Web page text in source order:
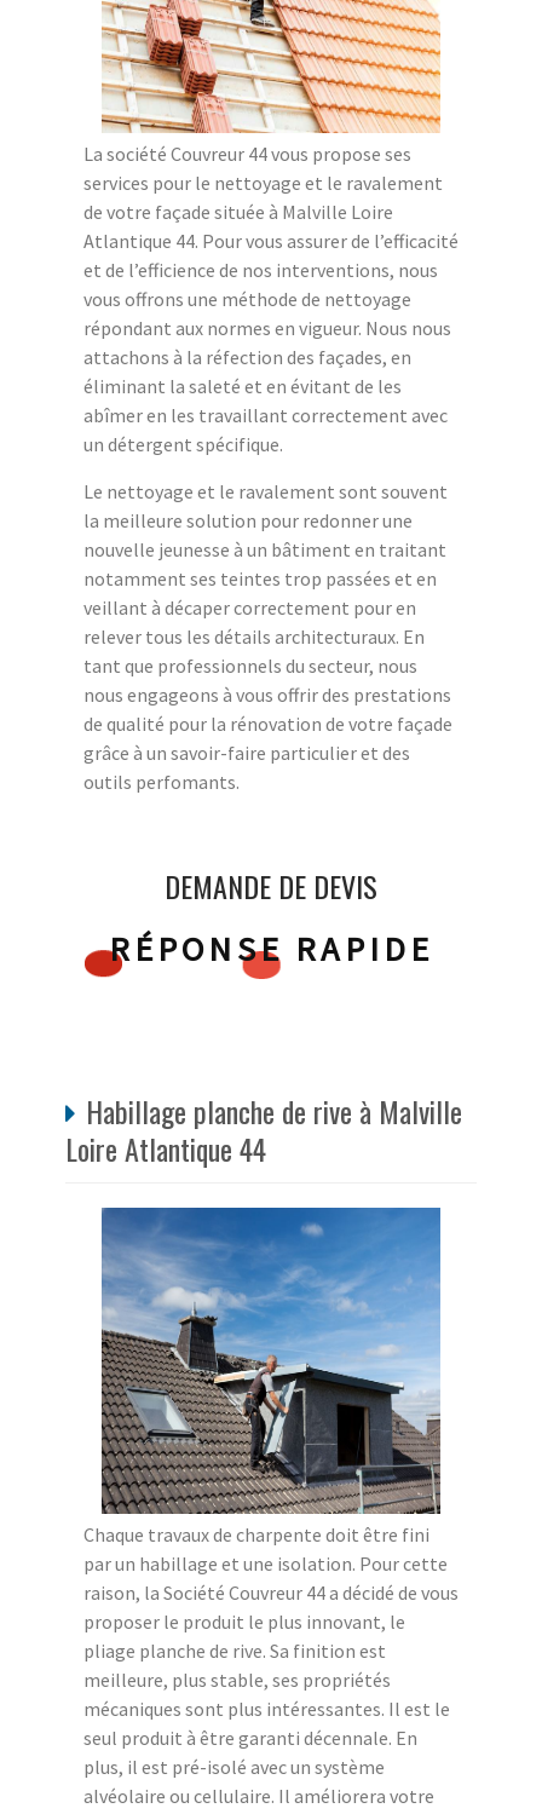
La société Couvreur 44 vous propose ses
services pour le nettoyage et le ravalement
de votre façade située à Malville Loire
Atlantique 44. Pour vous assurer de l’efficacité
et de l’efficience de nos interventions, nous
vous offrons une méthode de nettoyage
répondant aux normes en vigueur. Nous nous
attachons à la réfection des façades, en
éliminant la saleté et en évitant de les
abîmer en les travaillant correctement avec
un détergent spécifique.
Le nettoyage et le ravalement sont souvent
la meilleure solution pour redonner une
nouvelle jeunesse à un bâtiment en traitant
notamment ses teintes trop passées et en
veillant à décaper correctement pour en
relever tous les détails architecturaux. En
tant que professionnels du secteur, nous
nous engageons à vous offrir des prestations
de qualité pour la rénovation de votre façade
grâce à un savoir-faire particulier et des
outils perfomants.
DEMANDE DE DEVIS
RÉPONSE RAPIDE
Habillage planche de rive à Malville
Loire Atlantique 44
Chaque travaux de charpente doit être fini
par un habillage et une isolation. Pour cette
raison, la Société Couvreur 44a décidé de vous
proposer le produit le plus innovant, le
pliage planche de rive. Sa finition est
meilleure, plus stable, ses propriétés
mécaniques sont plus intéressantes. Il est le
seul produit à être garanti décennale. En
plus, il est pré-isolé avec un système
alvéolaire ou cellulaire. Il améliorera votre